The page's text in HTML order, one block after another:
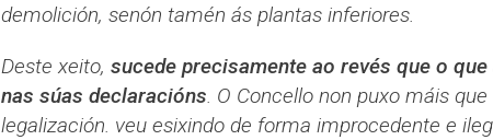
demolición, senón tamén ás plantas inferiores.
Deste xeito, sucede precisamente ao revés que o
nas súas declaracións. O Concello non puxo máis
legalización. veu esixindo de forma improcedente e